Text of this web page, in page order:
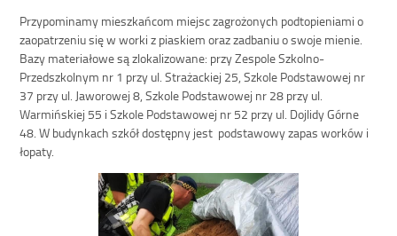
Przypominamy mieszkańcom miejsc zagrożonych podtopieniami o
zaopatrzeniu się w worki z piaskiem oraz zadbaniu o swoje mienie.
Bazy materiałowe są zlokalizowane: przy Zespole Szkolno-
Przedszkolnym nr 1 przy ul. Strażackiej 25, Szkole Podstawowej nr
37 przy ul. Jaworowej 8, Szkole Podstawowej nr 28 przy ul.
Warmińskiej 55 i Szkole Podstawowej nr 52 przy ul. Dojlidy Górne
48. W budynkach szkół dostępny jest podstawowy zapas worków i
łopaty.